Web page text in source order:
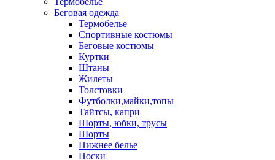
Беговая одежда
Термобелье
Спортивные костюмы
Беговые костюмы
Куртки
Штаны
Жилеты
Толстовки
Футболки,майки,топы
Тайтсы, капри
Шорты, юбки, трусы
Шорты
Нижнее белье
Носки